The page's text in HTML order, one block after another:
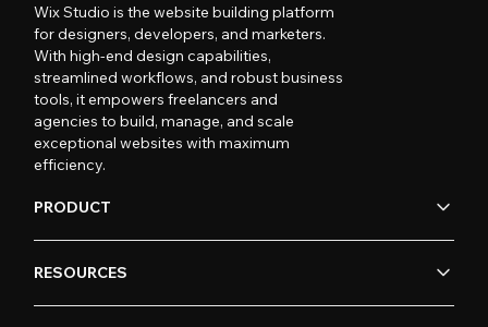
Wix Studio is the website building platform
for designers, developers, and marketers.
With high-end design capabilities,
streamlined workflows, and robust business
tools, it empowers freelancers and
agencies to build, manage, and scale
exceptional websites with maximum
efficiency.
PRODUCT
RESOURCES